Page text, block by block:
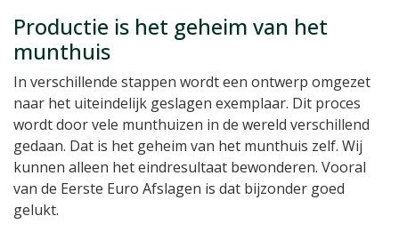
Productie is het geheim van het
munthuis
In verschillende stappen wordt een ontwerp omgezet
naar het uiteindelijk geslagen exemplaar. Dit proces
wordt door vele munthuizen in de wereld verschillend
gedaan. Dat is het geheim van het munthuis zelf. Wij
kunnen alleen het eindresultaat bewonderen. Vooral
van de Eerste Euro Afslagen is dat bijzonder goed
gelukt.